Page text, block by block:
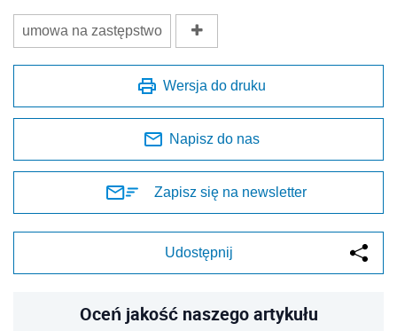
umowa na zastępstwo
Wersja do druku
Napisz do nas
Zapisz się na newsletter
Udostępnij
Oceń jakość naszego artykułu